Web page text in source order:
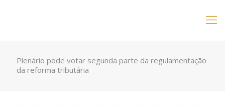
Plenário pode votar segunda parte da regulamentação
da reforma tributária